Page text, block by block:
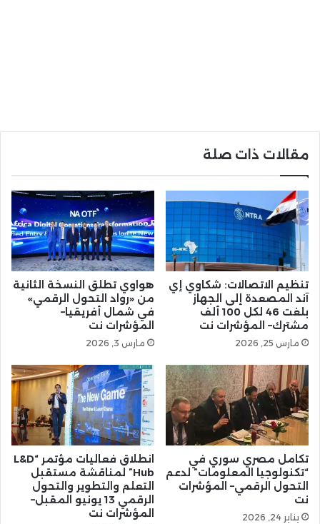
مقالات ذات صلة
تنظيم الاتصالات: شكاوي إي
آند المصعدة إلى الجهاز
بلغت 46 لكل 100 ألف
مشترك– المؤشرات نت
مارس 25, 2026
هواوي تطلق النسخة الثانية
من «رواد التحول الرقمي»
في شمال أفريقيا–
المؤشرات نت
مارس 3, 2026
تكامل مصري سوري في
“تكنولوجيا المعلومات” لدعم
التحول الرقمي– المؤشرات
نت
يناير 24, 2026
انطلاق فعاليات مؤتمر “L&D
Hub” لمناقشة مستقبل
التعلم والتطوير والتحول
الرقمي 13 يونيو المقبل–
المؤشرات نت